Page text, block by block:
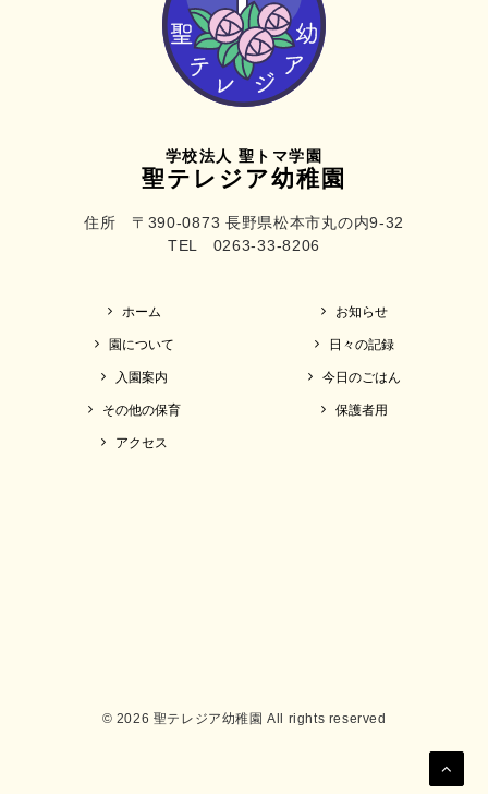
学校法人 聖トマ学園
聖テレジア幼稚園
住所 〒390-0873 長野県松本市丸の内9-32
TEL 0263-33-8206
ホーム
園について
入園案内
その他の保育
アクセス
お知らせ
日々の記録
今日のごはん
保護者用
© 2026 聖テレジア幼稚園 All rights reserved